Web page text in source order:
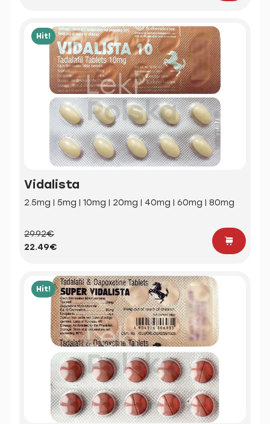
Hit!
Vidalista
2.5mg | 5mg | 10mg | 20mg | 40mg | 60mg | 80mg
29.92€
22.49€
Hit!